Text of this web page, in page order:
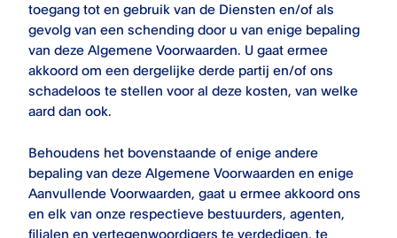
toegang tot en gebruik van de Diensten en/of als
gevolg van een schending door u van enige bepaling
van deze Algemene Voorwaarden. U gaat ermee
akkoord om een dergelijke derde partij en/of ons
schadeloos te stellen voor al deze kosten, van welke
aard dan ook.
Behoudens het bovenstaande of enige andere
bepaling van deze Algemene Voorwaarden en enige
Aanvullende Voorwaarden, gaat u ermee akkoord ons
en elk van onze respectieve bestuurders, agenten,
filialen en vertegenwoordigers te verdedigen, te